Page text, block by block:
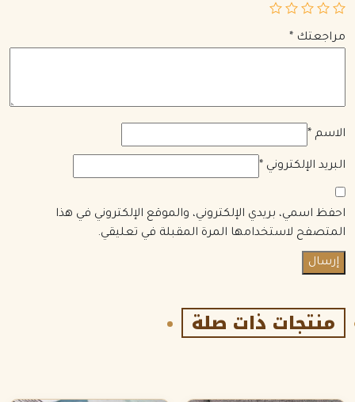
مراجعتك *
الاسم *
البريد الإلكتروني *
احفظ اسمي، بريدي الإلكتروني، والموقع الإلكتروني في هذا
المتصفح لاستخدامها المرة المقبلة في تعليقي.
منتجات ذات صلة